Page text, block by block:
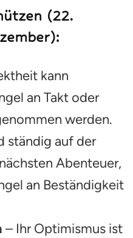
(22.
kann
an Takt oder
werden.
ständig auf der
Abenteuer,
an Beständigkeit
– Ihr Optimismus ist